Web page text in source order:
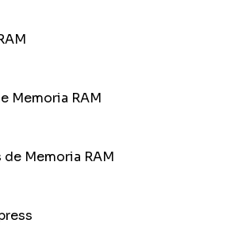
Memoria RAM
Memoria RAM